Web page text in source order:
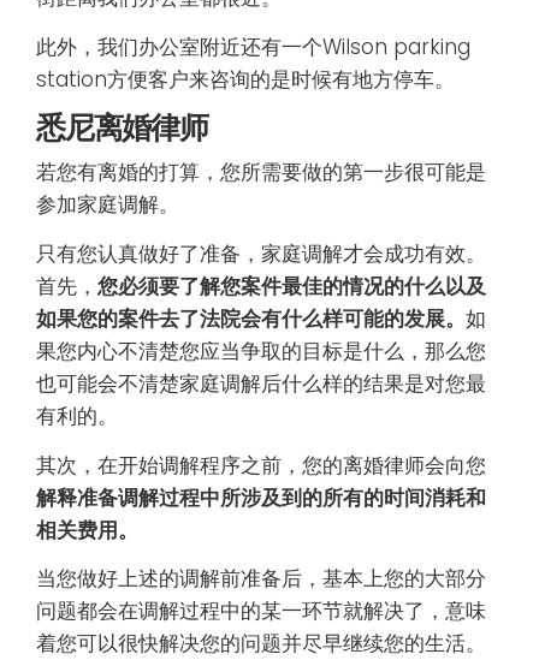
此外，我们办公室附近还有一个Wilson parking
station方便客户来咨询的是时候有地方停车。
悉尼离婚律师
若您有离婚的打算，您所需要做的第一步很可能是
参加家庭调解。
只有您认真做好了准备，家庭调解才会成功有效。
首先， 您必须要了解您案件最佳的情况的什么以及
如果您的案件去了法院会有什么样可能的发展。 如
果您内心不清楚您应当争取的目标是什么，那么您
也可能会不清楚家庭调解后什么样的结果是对您最
有利的。
其次，在开始调解程序之前，您的离婚律师会向您
解释准备调解过程中所涉及到的所有的时间消耗和
相关费用。
当您做好上述的调解前准备后，基本上您的大部分
问题都会在调解过程中的某一环节就解决了，意味
着您可以很快解决您的问题并尽早继续您的生活。